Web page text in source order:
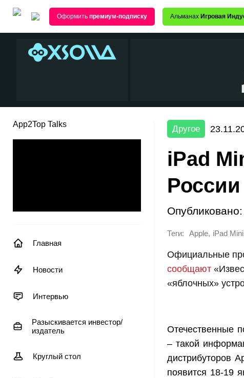
Оформить премиум-подписку Альманах Игровая
App2Top Talks
Главная
Новости
Интервью
Разыскивается инвестор/
издатель
Круглый стол
Другое
iPad
Опубликовано:
Теги: Apple, iPad Mini
Официальные
сообщают
«яблочных»
Отечественные
– такой
дистрибуторов
появится 18-19